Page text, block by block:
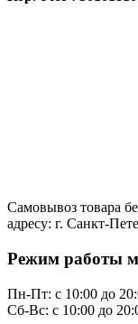
Самовывоз товара
адресу: г. Санкт-
Режим работы
Пн-Пт: с 10:00 до
Сб-Вс: с 10:00 до